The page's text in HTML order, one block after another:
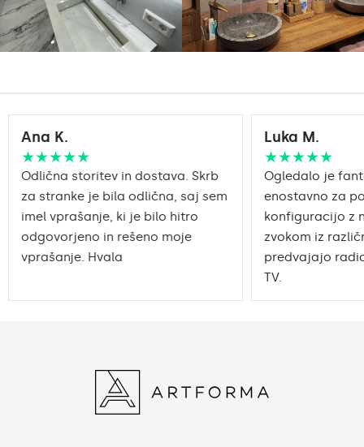
Svetilnost:
Intensive LED
1200lm
Philips LED 1500lm
DualColor - 1020lm
Ana K.
★★★★★
Odlična storitev in dostava. Skrb
za stranke je bila odlična, saj sem
imel vprašanje, ki je bilo hitro
odgovorjeno in rešeno moje
vprašanje. Hvala
Luka M.
★★★★★
Ogledalo je
enostavno za
konfiguracijo z
zvokom iz
predvajajo
TV.